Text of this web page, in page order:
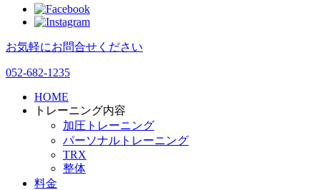
お気軽にお問合せください
052-682-1235
HOME
トレーニング内容
加圧トレーニング
パーソナルトレーニング
TRX
整体
料金